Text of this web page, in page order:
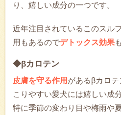
り、嬉しい成分の一つです。
近年注目されているこのスル
用もあるのでデトックス効果
◆βカロテン
皮膚を守る作用 があるβカロ
こりやすい愛犬には嬉しい成
特に季節の変わり目や梅雨や